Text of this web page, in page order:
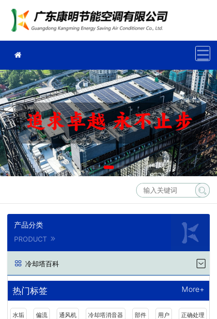
产品分类
PRODUCT
冷却塔百科
热门标签 More+
水垢 偏流 通风机 冷却塔消音器 部件 用户 正确处理